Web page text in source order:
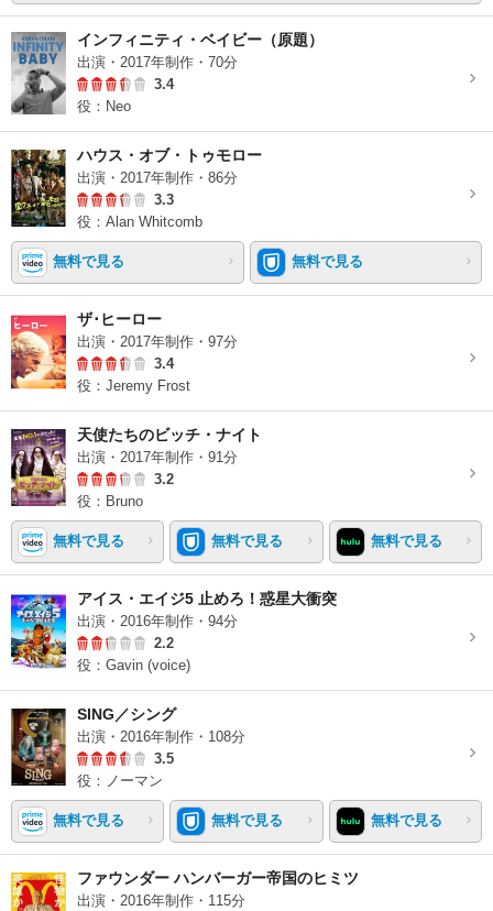
インフィニティ・ベイビー（原題）
出演・2017年制作・70分
3.4
役：Neo
ハウス・オブ・トゥモロー
出演・2017年制作・86分
3.3
役：Alan Whitcomb
無料で見る 無料で見る
ザ･ヒーロー
出演・2017年制作・97分
3.4
役：Jeremy Frost
天使たちのビッチ・ナイト
出演・2017年制作・91分
3.2
役：Bruno
無料で見る 無料で見る 無料で見る
アイス・エイジ5 止めろ！惑星大衝突
出演・2016年制作・94分
2.2
役：Gavin (voice)
SING／シング
出演・2016年制作・108分
3.5
役：ノーマン
無料で見る 無料で見る 無料で見る
ファウンダー ハンバーガー帝国のヒミツ
出演・2016年制作・115分